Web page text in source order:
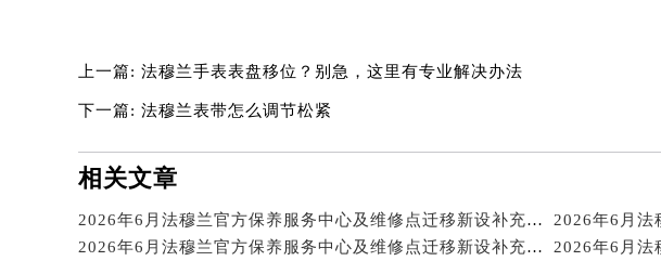
黑龙江省双鸭山市尖山区新兴大街法穆兰售后服务中心（需
吉林省白城市洮北区明仁南街法穆兰售后服务中心（需提前
吉林省吉林市船营区河南街法穆兰售后服务中心（需提前预
吉林省辽源市龙山区人民大街法穆兰售后服务中心（需提前
上一篇: 法穆兰手表表盘移位？别急，这里有专业解决办法
下一篇: 法穆兰表带怎么调节松紧
相关文章
2026年6月法穆兰官方保养服务中心及维修点迁移新设补充公告
2026年6月法穆兰官方保养服务中心及维修点迁移新设补充公告原文最终公开